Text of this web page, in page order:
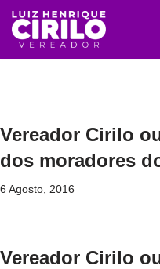
Avançar
para
Vereador Cirilo
dos moradores
6 Agosto, 2016
Vereador Cirilo